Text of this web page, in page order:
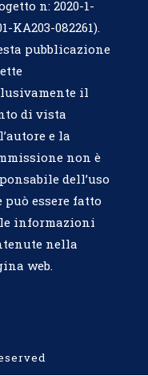
n: 2020-1-
KA203-082261).
pubblicazione
il
di vista
e la
non è
dell’uso
può essere fatto
informazioni
nella
web.